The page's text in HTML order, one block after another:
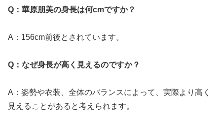
Q：華原朋美の身長は何cmですか？
A：156cm前後とされています。
Q：なぜ身長が高く見えるのですか？
A：姿勢や衣装、全体のバランスによって、実際より高く
見えることがあると考えられます。